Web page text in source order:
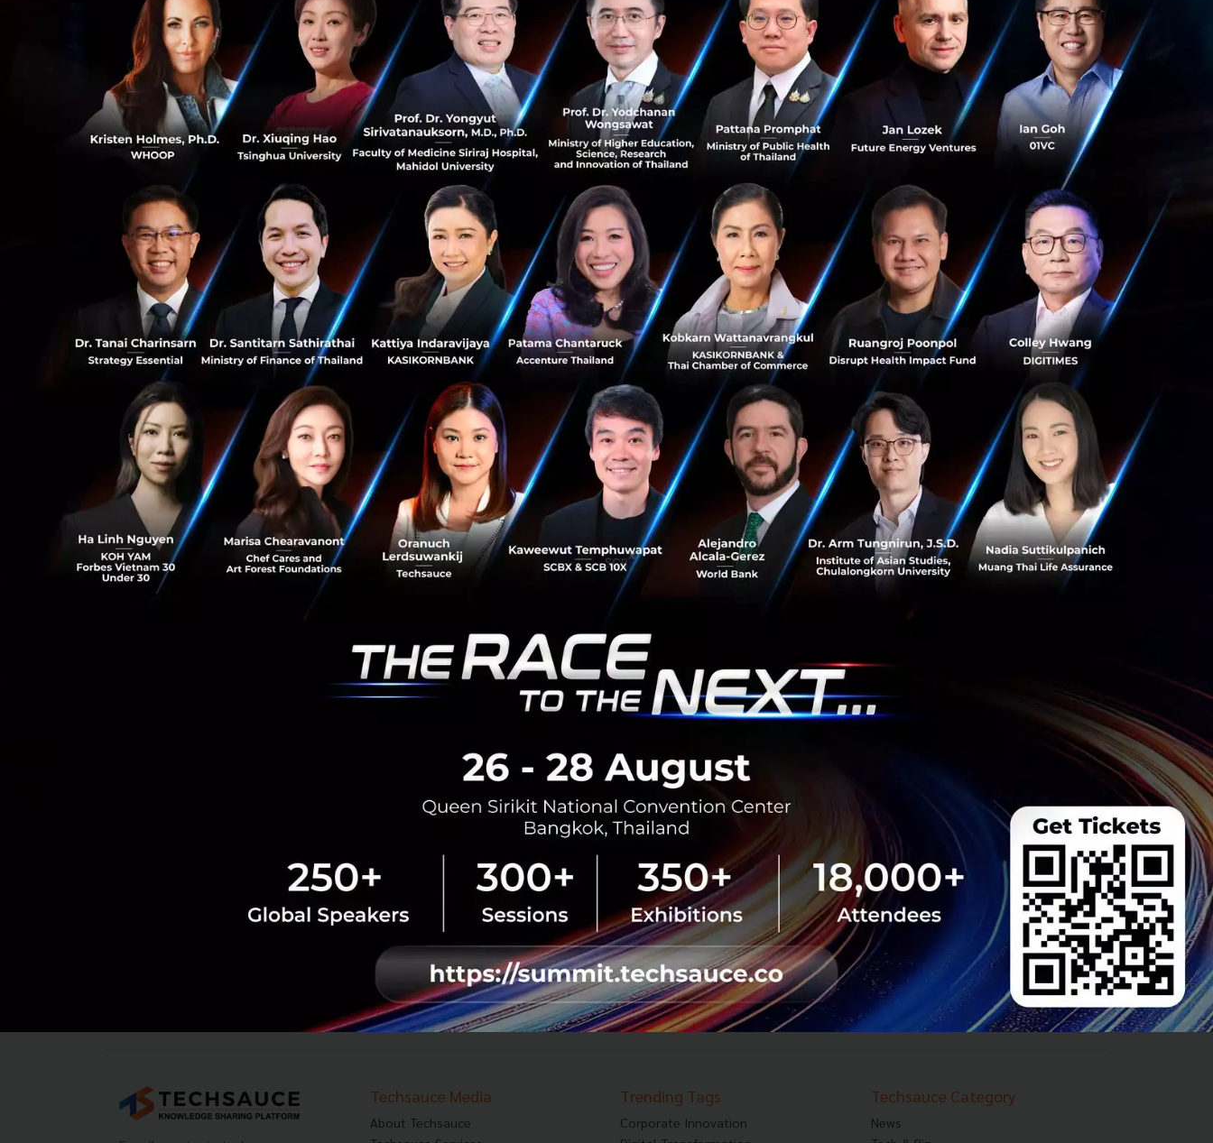
สรุปงาน Start it Up Conference ครั้งที่ 8 [Part
I]
วันเสาร์ที่ 18 กรกฎาคม ที่ผ่านมา ทีมงาน Techsauce ได้จัดงาน
Start it Up Conference ครั้งที่ 8 งานสัมมนาสำหรับชาว
Startup ไทยรายแรก ที่จัดขึ้นมาอย่างต่อเนื่องเกือบ 4 ปีเต็ม
โดยครั้...
กรกฎาคม 21, 2015
0
Tech & Biz Startitup Start it up Start it Up Conf
2 เรื่องที่ไม่ควรมองข้ามก่อนนำเสนองานกับนักลงทุน
มีบทความหลายๆ ชิ้นพยายามชี้ให้เห็นว่า มีปัจจัยใดบ้างที่จะ
นำไปสู่ความสำเร็จ แต่ Xu Xiaoping นักลงทุนในธุรกิจสตาร์ท
อัปจากจีนกำลังเน้นว่า 2 ปัจจัยนี้มักจะถูกมองข้ามไป ทั้งที่มี
ความสำค...
กรกฎาคม 15, 2015
Techsauce Team
0
Tech & Biz success Startup
Video - กรณีศึกษา ClaimDi มุมมอง Startup กับ
Domain Expert
หนึ่งในความสำเร็จของ Startup คือความรู้ความเข้าใจอย่างลึก
ซึ้งในธุรกิจด้านใด ด้านหนึ่งที่ตนเองมีความชำนาญและคลุกคลี
กับมันมาโดยตลอด เข้าใจปัญหาที่เกิดขึ้นและรู้ว่าตลาดต้องการ
กรกฎาคม 14, 2015 | ByTechsauce Team
0
Startup Claim Di anywhere 2 go
The Perfect Elevator Pitch พูดอย่างไรให้โดนใจ
ในไม่กี่วินาที [infographic]
หลายครั้งหลายคราวที่เรามีโอกาสที่จะแนะนำตัว หรือแนะนำ
สิ่งที่เรากำลังพัฒนาให้คนได้รู้จักผ่านการทักทาย เรามักมีเวลา
กับการขึ้นลิ...
Tech & Biz howto Startup Pitching
620 621 622 623 ... 627 628 ›
Techsauce Media
About Techsauce
Trending Tags
Corporate Innovation
Techsauce Category
News